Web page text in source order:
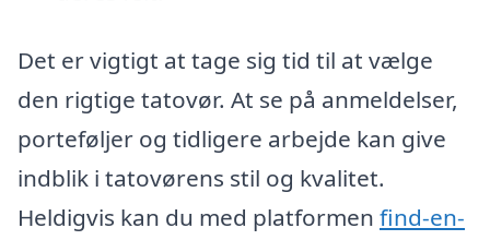
Det er vigtigt at tage sig tid til at vælge
den rigtige tatovør. At se på anmeldelser,
porteføljer og tidligere arbejde kan give
indblik i tatovørens stil og kvalitet.
Heldigvis kan du med platformen find-en-